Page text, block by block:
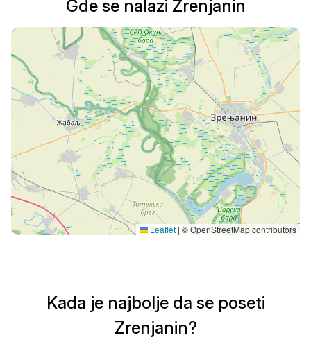
Gde se nalazi Zrenjanin
Leaflet | © OpenStreetMap contributors
Kada je najbolje da se poseti
Zrenjanin?